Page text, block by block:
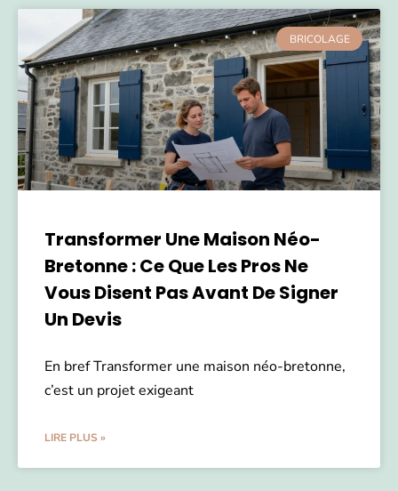
BRICOLAGE
Transformer Une Maison Néo-
Bretonne : Ce Que Les Pros Ne
Vous Disent Pas Avant De Signer
Un Devis
En bref Transformer une maison néo-bretonne,
c’est un projet exigeant
LIRE PLUS »